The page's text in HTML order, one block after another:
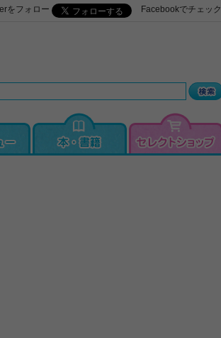
をフォロー Facebookでチェック